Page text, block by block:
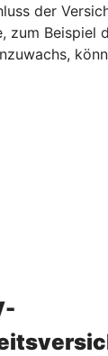
der
zum Beispiel